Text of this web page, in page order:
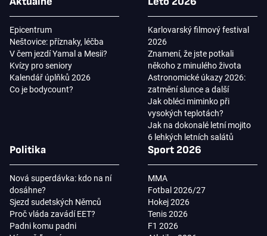
Epicentrum
Neštovice: příznaky, léčba
V čem jezdí Yamal a Mesii?
Kvízy pro seniory
Kalendář úplňků 2026
Co je bodycount?
Karlovarský filmový festival
2026
Znamení, že jste potkali
někoho z minulého života
Astronomické úkazy 2026:
zatmění slunce a další
Jak obléci miminko při
vysokých teplotách?
Jak na dokonalé letní mojito
6 lehkých letních salátů
Politika
Nová superdávka: kdo na ní
dosáhne?
Sjezd sudetských Němců
Proč vláda zavádí EET?
Padni komu padni
Sport 2026
MMA
Fotbal 2026/27
Hokej 2026
Tenis 2026
F1 2026